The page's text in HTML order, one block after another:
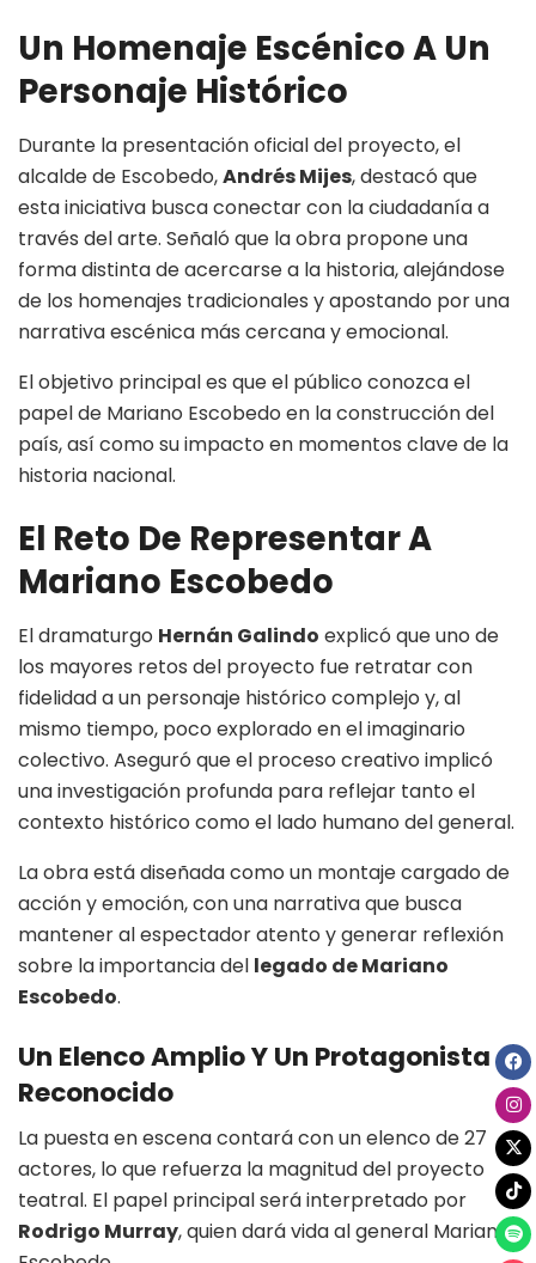
Un Homenaje Escénico A Un
Personaje Histórico
Durante la presentación oficial del proyecto, el
alcalde de Escobedo,Andrés Mijes, destacó que
esta iniciativa busca conectar con la ciudadanía a
través del arte. Señaló que la obra propone una
forma distinta de acercarse a la historia, alejándose
de los homenajes tradicionales y apostando por una
narrativa escénica más cercana y emocional.
El objetivo principal es que el público conozca el
papel de Mariano Escobedo en la construcción del
país, así como su impacto en momentos clave de la
historia nacional.
El Reto De Representar A
Mariano Escobedo
El dramaturgo Hernán Galindo explicó que uno de
los mayores retos del proyecto fue retratar con
fidelidad a un personaje histórico complejo y, al
mismo tiempo, poco explorado en el imaginario
colectivo. Aseguró que el proceso creativo implicó
una investigación profunda para reflejar tanto el
contexto histórico como el lado humano del general.
La obra está diseñada como un montaje cargado de
acción y emoción, con una narrativa que busca
mantener al espectador atento y generar reflexión
sobre la importancia del legado de Mariano
Escobedo.
Un Elenco Amplio Y Un Protagonista
Reconocido
La puesta en escena contará con un elenco de 27
actores, lo que refuerza la magnitud del proyecto
teatral. El papel principal será interpretado por
Rodrigo Murray, quien dará vida al general Mariano